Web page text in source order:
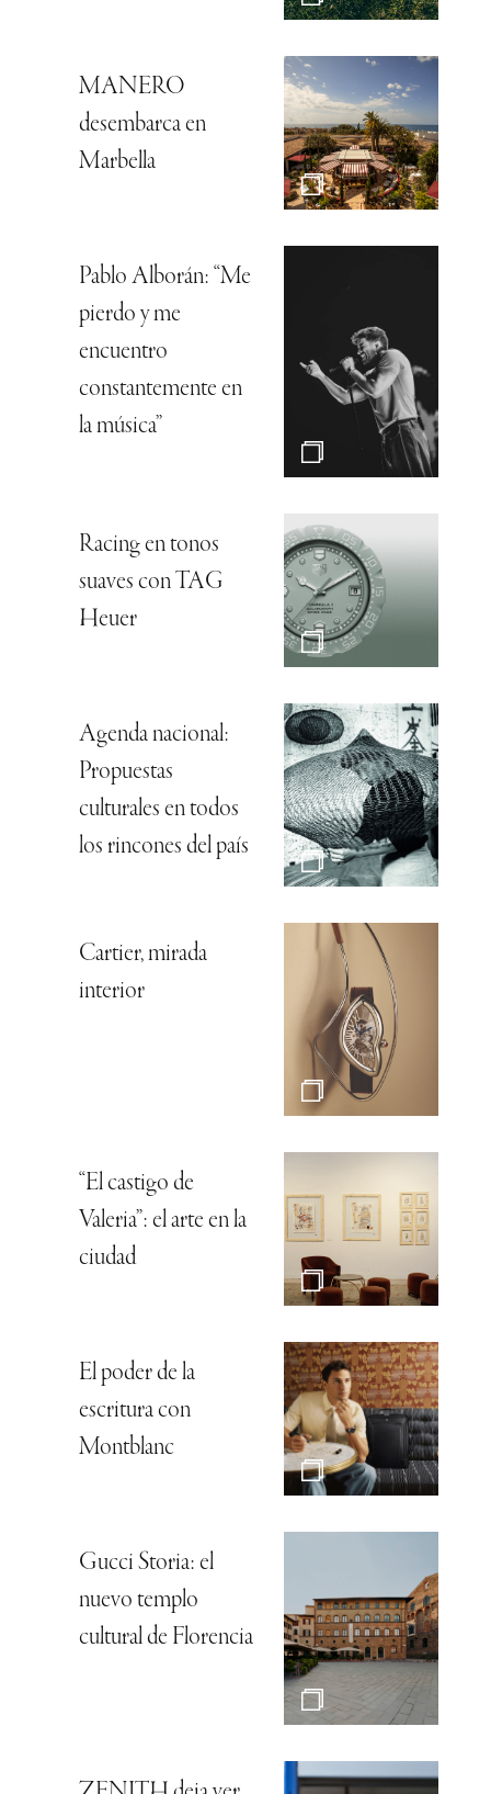
MANERO
desembarca en
Marbella
Pablo Alborán: “Me
pierdo y me
encuentro
constantemente en
la música”
Racing en tonos
suaves con TAG
Heuer
Agenda nacional:
Propuestas
culturales en todos
los rincones del país
Cartier, mirada
interior
“El castigo de
Valeria”: el arte en la
ciudad
El poder de la
escritura con
Montblanc
Gucci Storia: el
nuevo templo
cultural de Florencia